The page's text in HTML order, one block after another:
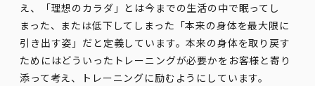
え、「理想のカラダ」とは今までの生活の中で眠ってし
まった、または低下してしまった「本来の身体を最大限に
引き出す姿」だと定義しています。本来の身体を取り戻す
ためにはどういったトレーニングが必要かをお客様と寄り
添って考え、トレーニングに励むようにしています。